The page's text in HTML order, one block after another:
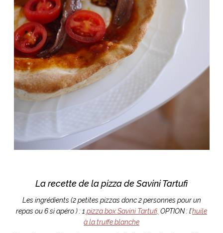
La recette de la pizza de Savini Tartufi
Les ingrédients (2 petites pizzas donc 2 personnes pour un
repas ou 6 si apéro ) : 1 pizza box Savini Tartufi, OPTION : l’huile
à la truffe blanche